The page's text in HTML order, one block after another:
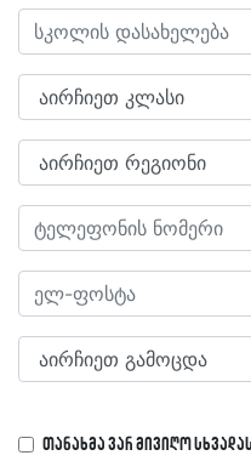
თანახმა ვარ მივიღო